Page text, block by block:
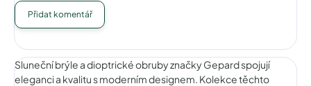
Přidat komentář
Sluneční brýle a dioptrické obruby značky Gepard spojují
eleganci a kvalitu s moderním designem. Kolekce těchto